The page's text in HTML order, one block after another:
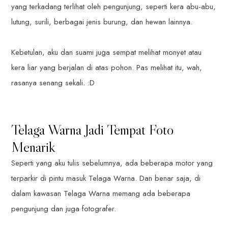
yang terkadang terlihat oleh pengunjung, seperti kera abu-abu,
lutung, surili, berbagai jenis burung, dan hewan lainnya.
Kebetulan, aku dan suami juga sempat melihat monyet atau
kera liar yang berjalan di atas pohon. Pas melihat itu, wah,
rasanya senang sekali. :D
Telaga Warna Jadi Tempat Foto
Menarik
Seperti yang aku tulis sebelumnya, ada beberapa motor yang
terparkir di pintu masuk Telaga Warna. Dan benar saja, di
dalam kawasan Telaga Warna memang ada beberapa
pengunjung dan juga fotografer.